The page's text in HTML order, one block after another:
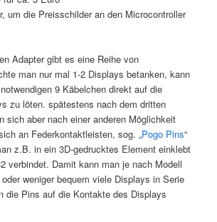
um die Preisschilder an den Microcontroller
Adapter gibt es eine Reihe von
man nur mal 1-2 Displays betanken, kann
9 Käbelchen direkt auf die
zu löten. spätestens nach dem dritten
sich aber nach einer anderen Möglichkeit
an Federkontaktleisten, sog. „Pogo Pins“
z.B. in ein 3D-gedrucktes Element einklebt
verbindet. Damit kann man je nach Modell
weniger bequem viele Displays in Serie
die Pins auf die Kontakte des Displays